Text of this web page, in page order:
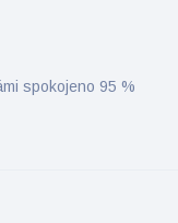
spokojeno 95 %